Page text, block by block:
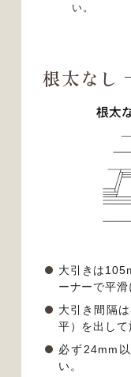
い。
根太なし
大引きは
ーナーで平滑
大引き間隔
平）を出して
必ず24mm
い。